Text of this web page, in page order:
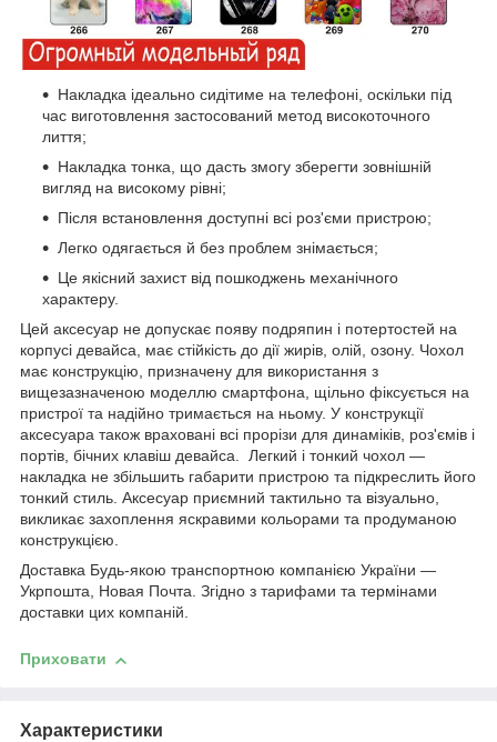
Накладка ідеально сидітиме на телефоні, оскільки під
час виготовлення застосований метод високоточного
лиття;
Накладка тонка, що дасть змогу зберегти зовнішній
вигляд на високому рівні;
Після встановлення доступні всі роз'єми пристрою;
Легко одягається й без проблем знімається;
Це якісний захист від пошкоджень механічного
характеру.
Цей аксесуар не допускає появу подряпин і потертостей на
корпусі девайса, має стійкість до дії жирів, олій, озону. Чохол
має конструкцію, призначену для використання з
вищезазначеною моделлю смартфона, щільно фіксується на
пристрої та надійно тримається на ньому. У конструкції
аксесуара також враховані всі прорізи для динаміків, роз'ємів і
портів, бічних клавіш девайса. Легкий і тонкий чохол —
накладка не збільшить габарити пристрою та підкреслить його
тонкий стиль. Аксесуар приємний тактильно та візуально,
викликає захоплення яскравими кольорами та продуманою
конструкцією.
Доставка Будь-якою транспортною компанією України —
Укрпошта, Новая Почта. Згідно з тарифами та термінами
доставки цих компаній.
Приховати
Характеристики